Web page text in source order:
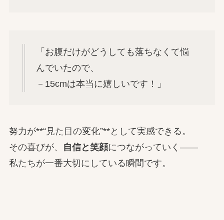
「お腹だけがどうしても落ちなくて悩
んでいたので、
－15cmは本当に嬉しいです！」
努力が**“見た目の変化”**として実感できる。
その喜びが、
自信と笑顔につながっていく――
私たちが一番大切にしている瞬間です。